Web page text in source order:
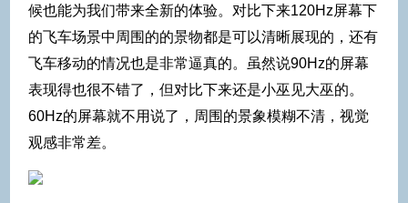
候也能为我们带来全新的体验。对比下来120Hz屏幕下
的飞车场景中周围的的景物都是可以清晰展现的，还有
飞车移动的情况也是非常逼真的。虽然说90Hz的屏幕
表现得也很不错了，但对比下来还是小巫见大巫的。
60Hz的屏幕就不用说了，周围的景象模糊不清，视觉
观感非常差。